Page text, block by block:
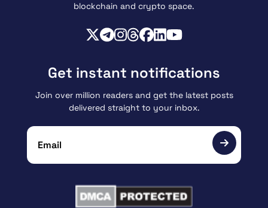
blockchain and crypto space.
Get instant notifications
Join over million readers and get the latest posts
delivered straight to your inbox.